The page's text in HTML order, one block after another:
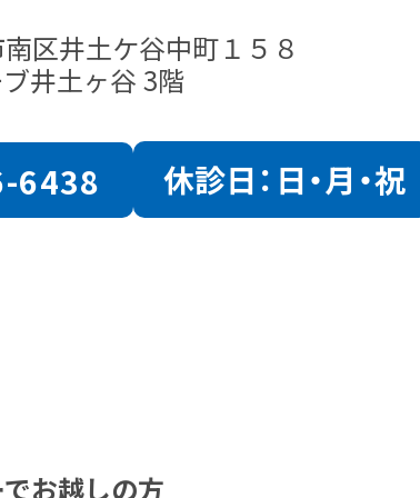
区井土ケ谷中町１５８
井土ヶ谷 3階
6438 休診日：日・月・祝
お越しの方